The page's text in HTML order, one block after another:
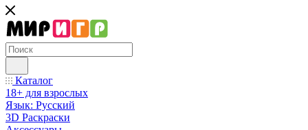
Каталог
18+ для взрослых
Язык: Русский
3D Раскраски